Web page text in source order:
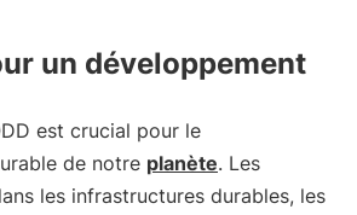
un développement
est crucial pour le
de notre planète. Les
les infrastructures durables, les